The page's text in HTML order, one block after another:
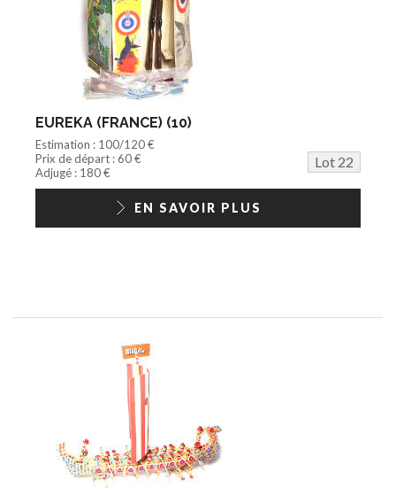
EUREKA (FRANCE) (10)
Estimation : 100/120 €
Prix de départ : 60 €
Lot 22
Adjugé : 180 €
EN SAVOIR PLUS